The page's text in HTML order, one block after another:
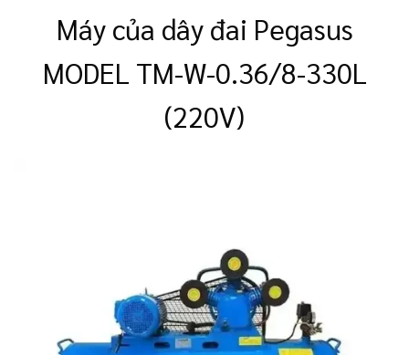
Máy của dây đai Pegasus
MODEL TM-W-0.36/8-330L
(220V)